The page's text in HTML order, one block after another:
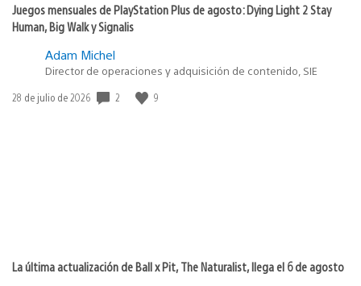
Juegos mensuales de PlayStation Plus de agosto: Dying Light 2 Stay
Human, Big Walk y Signalis
Adam Michel
Director de operaciones y adquisición de contenido, SIE
Fecha
28 de julio de 2026 2 9
La última actualización de Ball x Pit, The Naturalist, llega el 6 de agosto